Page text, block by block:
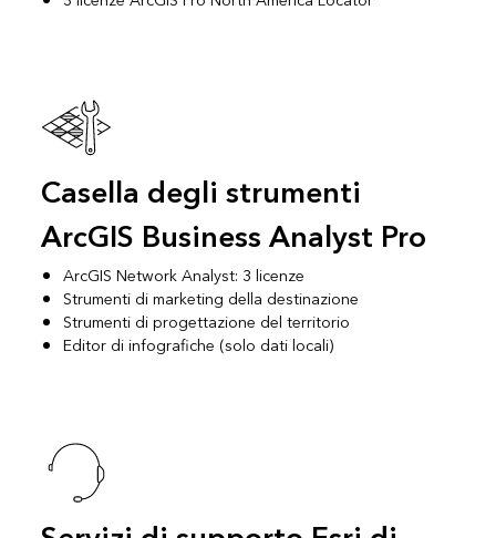
Casella degli strumenti
ArcGIS Business Analyst Pro
ArcGIS Network Analyst: 3 licenze
Strumenti di marketing della destinazione
Strumenti di progettazione del territorio
Editor di infografiche (solo dati locali)